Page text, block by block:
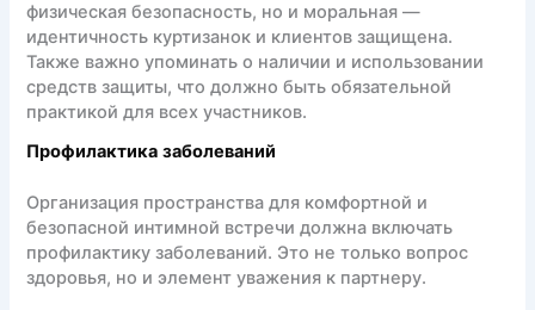
физическая безопасность, но и моральная —
идентичность куртизанок и клиентов защищена.
Также важно упоминать о наличии и использовании
средств защиты, что должно быть обязательной
практикой для всех участников.
Профилактика заболеваний
Организация пространства для комфортной и
безопасной интимной встречи должна включать
профилактику заболеваний. Это не только вопрос
здоровья, но и элемент уважения к партнеру.